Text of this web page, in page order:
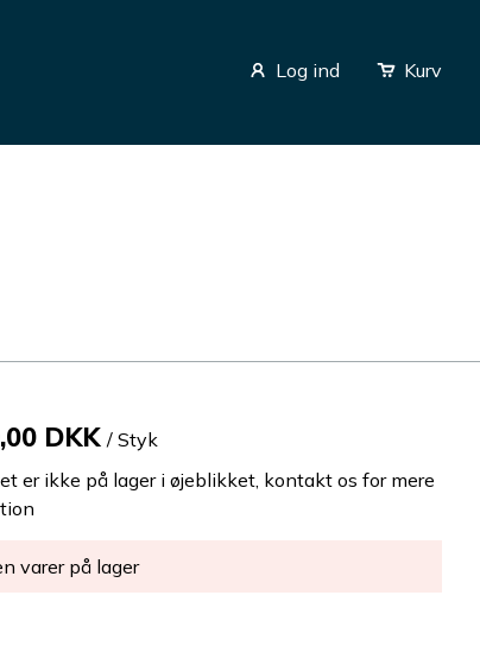
Log ind Kurv
DKK / Styk
er ikke på lager i øjeblikket, kontakt os for mere
varer på lager